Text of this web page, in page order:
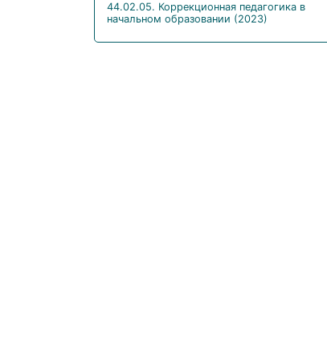
44.02.05. Коррекционная педагогика в
начальном образовании (2023)
44.02.06. Профессиональное обучение (по